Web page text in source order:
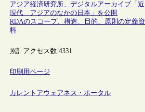
アジア経済研究所、デジタルアーカイブ「近
現代 アジアのなかの日本」を公開
RDAのスコープ、構造、目的、原則の定義資
料
累計アクセス数:4331
印刷用ページ
カレントアウェアネス・ポータル